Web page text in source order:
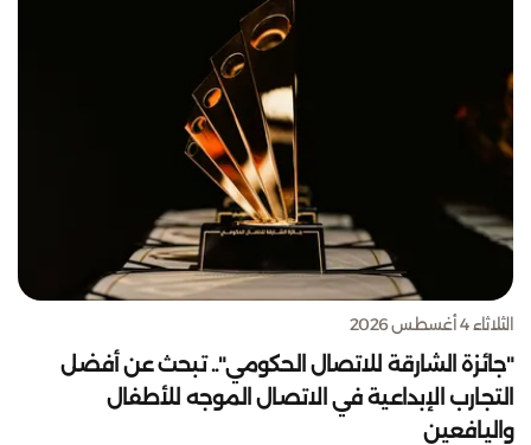
الثلاثاء 4 أغسطس 2026
"جائزة الشارقة للاتصال الحكومي".. تبحث عن أفضل
التجارب الإبداعية في الاتصال الموجه للأطفال
واليافعين